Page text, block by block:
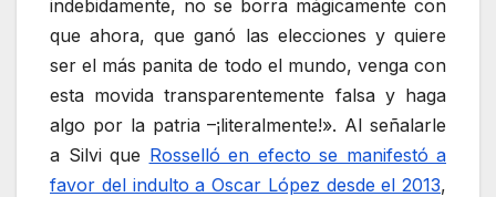
indebidamente, no se borra mágicamente con
que ahora, que ganó las elecciones y quiere
ser el más panita de todo el mundo, venga con
esta movida transparentemente falsa y haga
algo por la patria –¡literalmente!». Al señalarle
a Silvi que Rosselló en efecto se manifestó a
favor del indulto a Oscar López desde el 2013,